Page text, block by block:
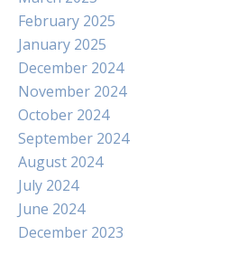
February 2025
January 2025
December 2024
November 2024
October 2024
September 2024
August 2024
July 2024
June 2024
December 2023